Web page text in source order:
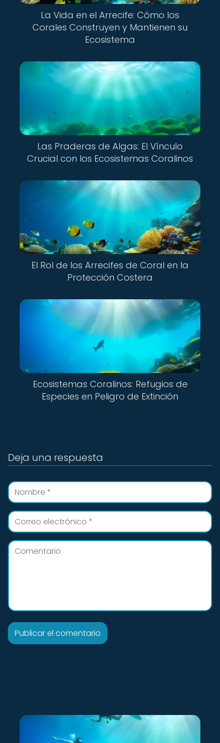
La Vida en el Arrecife: Cómo los
Corales Construyen y Mantienen su
Ecosistema
Las Praderas de Algas: El Vínculo
Crucial con los Ecosistemas Coralinos
El Rol de los Arrecifes de Coral en la
Protección Costera
Ecosistemas Coralinos: Refugios de
Especies en Peligro de Extinción
Deja una respuesta